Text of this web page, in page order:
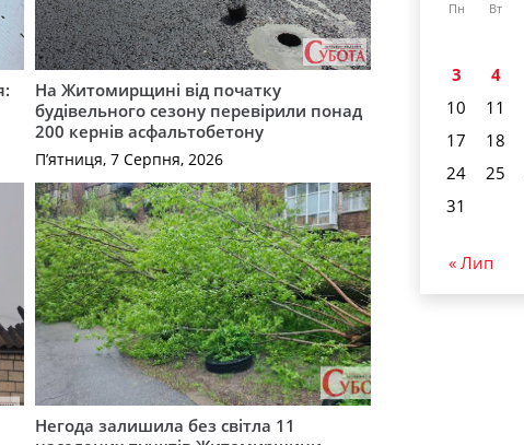
На Житомирщині від початку
будівельного сезону перевірили понад
200 кернів асфальтобетону
П’ятниця, 7 Серпня, 2026
Негода залишила без світла 11
Пн Вт
3
4
10
11
17
18
24
25
31
« Лип